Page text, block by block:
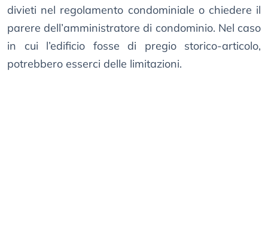
divieti nel regolamento condominiale o chiedere il
parere dell’amministratore di condominio. Nel caso
in cui l’edificio fosse di pregio storico-articolo,
potrebbero esserci delle limitazioni.